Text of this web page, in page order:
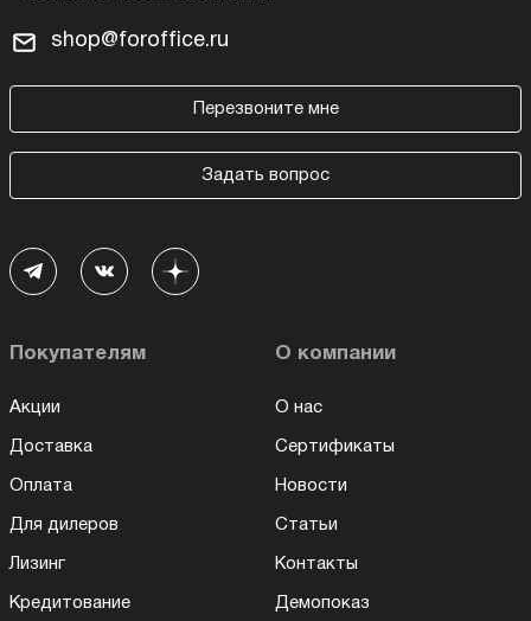
shop@foroffice.ru
Перезвоните мне
Задать вопрос
Покупателям
Акции
Доставка
Оплата
Для дилеров
Лизинг
Кредитование
О компании
О нас
Сертификаты
Новости
Статьи
Контакты
Демопоказ